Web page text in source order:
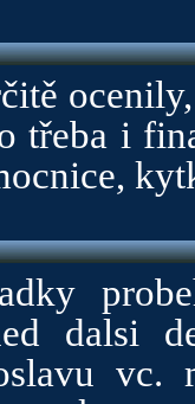
třeba i
dalsi
vc.